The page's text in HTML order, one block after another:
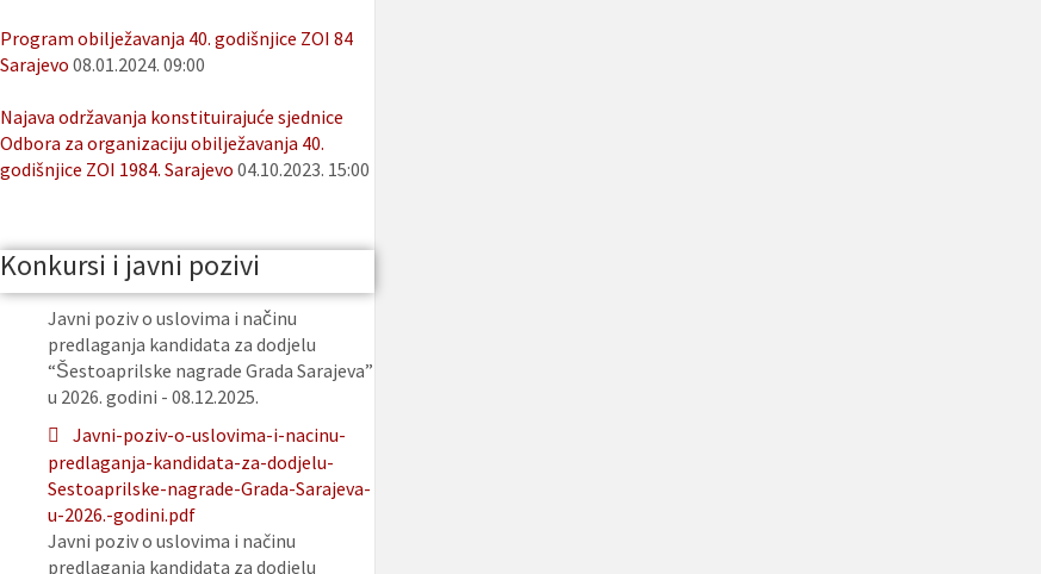
Program obilježavanja 40. godišnjice ZOI 84
Sarajevo 08.01.2024. 09:00
Najava održavanja konstituirajuće sjednice
Odbora za organizaciju obilježavanja 40.
godišnjice ZOI 1984. Sarajevo 04.10.2023. 15:00
Konkursi i javni pozivi
Javni poziv o uslovima i načinu
predlaganja kandidata za dodjelu
“Šestoaprilske nagrade Grada Sarajeva”
u 2026. godini - 08.12.2025.
Javni-poziv-o-uslovima-i-nacinu-
predlaganja-kandidata-za-dodjelu-
Sestoaprilske-nagrade-Grada-Sarajeva-
u-2026.-godini.pdf
Javni poziv o uslovima i načinu
predlaganja kandidata za dodjelu